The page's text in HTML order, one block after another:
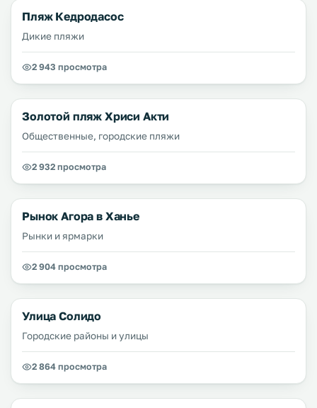
Пляж Кедродасос
Дикие пляжи
2 943 просмотра
Золотой пляж Хриси Акти
Общественные, городские пляжи
2 932 просмотра
Рынок Агора в Ханье
Рынки и ярмарки
2 904 просмотра
Улица Солидо
Городские районы и улицы
2 864 просмотра